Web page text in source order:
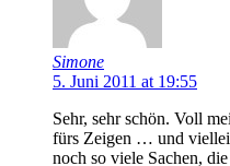
Simone
5. Juni 2011 at 19:55
Sehr, sehr schön. Voll
fürs Zeigen … und
noch so viele Sachen,